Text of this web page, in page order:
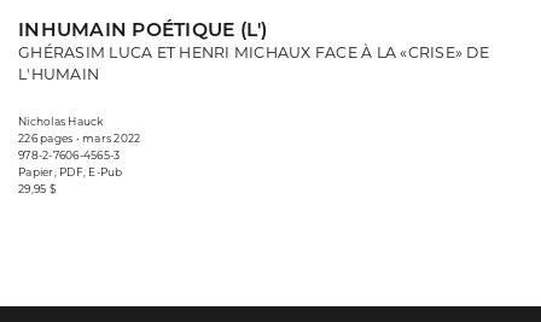
INHUMAIN POÉTIQUE (L')
GHÉRASIM LUCA ET HENRI MICHAUX FACE À LA «CRISE» DE
L'HUMAIN
Nicholas Hauck
226 pages • mars 2022
978-2-7606-4565-3
Papier, PDF, E-Pub
29,95 $